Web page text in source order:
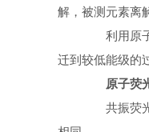
解，被测元素离
利用原子
迁到较低能级的
原子荧
共振荧光